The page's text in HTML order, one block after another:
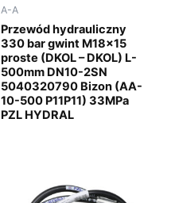
A-A
Przewód hydrauliczny
330 bar gwint M18x15
proste (DKOL – DKOL) L-
500mm DN10-2SN
5040320790 Bizon (AA-
10-500 P11P11) 33MPa
PZL HYDRAL